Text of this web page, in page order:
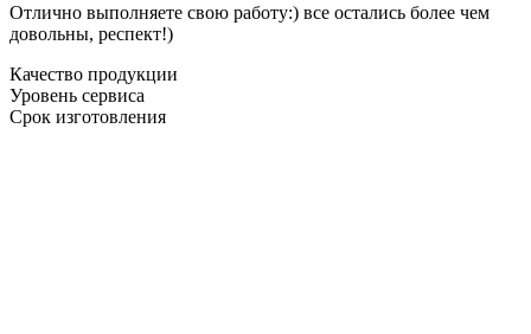
Отлично выполняете свою работу:) все остались более чем
довольны, респект!)
Качество продукции
Уровень сервиса
Срок изготовления